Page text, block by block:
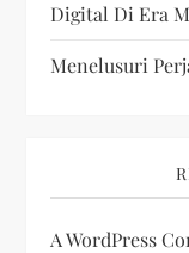
Digital Di Era
Menelusuri
A WordPress